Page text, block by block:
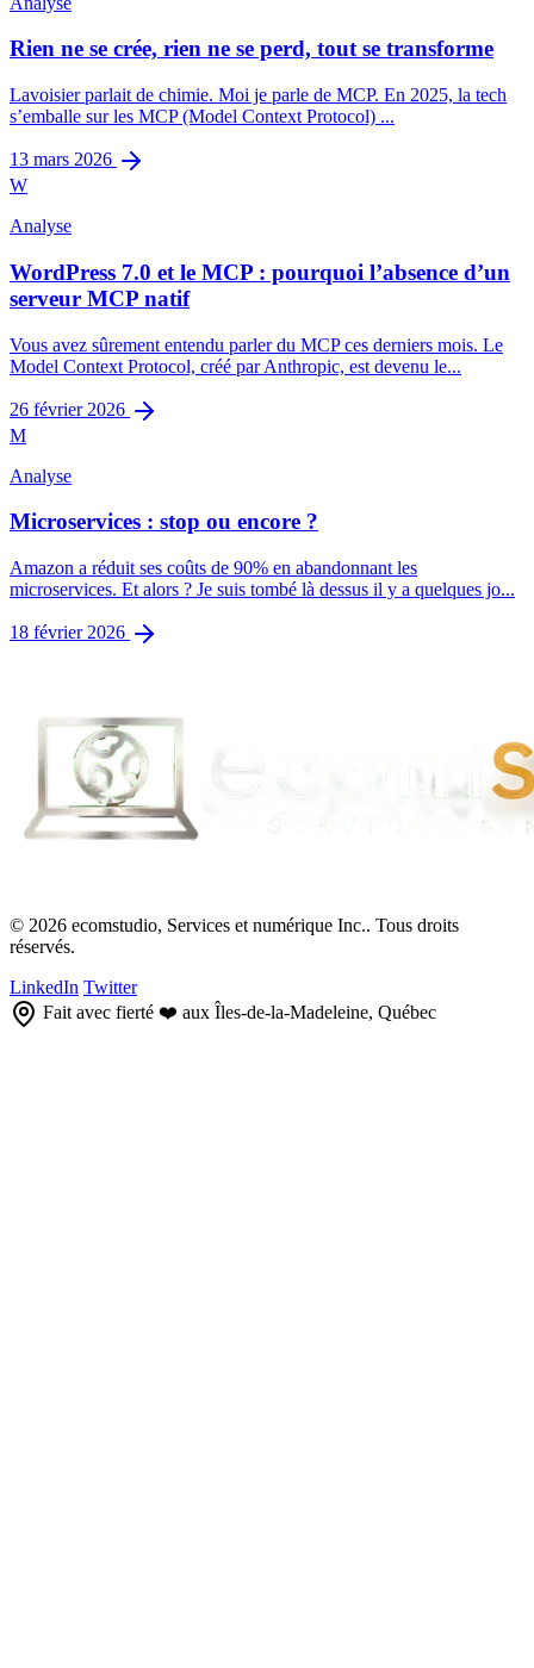
Rien ne se crée, rien ne se perd, tout se transforme
Lavoisier parlait de chimie. Moi je parle de MCP. En 2025, la tech
s’emballe sur les MCP (Model Context Protocol) ...
13 mars 2026
W
Analyse
WordPress 7.0 et le MCP : pourquoi l’absence d’un
serveur MCP natif
Vous avez sûrement entendu parler du MCP ces derniers mois. Le
Model Context Protocol, créé par Anthropic, est devenu le...
26 février 2026
M
Analyse
Microservices : stop ou encore ?
Amazon a réduit ses coûts de 90% en abandonnant les
microservices. Et alors ? Je suis tombé là dessus il y a quelques jo...
18 février 2026
© 2026 ecomstudio, Services et numérique Inc.. Tous droits
réservés.
LinkedIn Twitter
Fait avec fierté ❤️ aux Îles-de-la-Madeleine, Québec